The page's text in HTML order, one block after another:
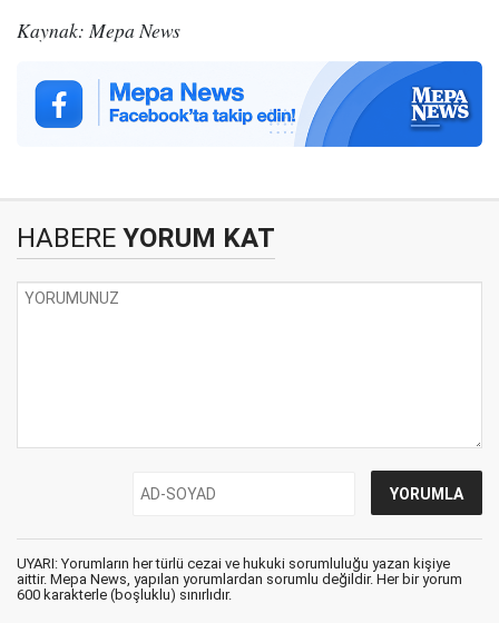
Kaynak: Mepa News
HABERE YORUM KAT
UYARI: Yorumların her türlü cezai ve hukuki sorumluluğu yazan kişiye
aittir. Mepa News, yapılan yorumlardan sorumlu değildir. Her bir yorum
600 karakterle (boşluklu) sınırlıdır.